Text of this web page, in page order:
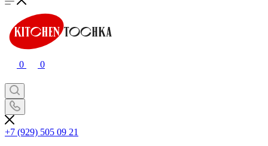
0 0
+7 (929) 505 09 21